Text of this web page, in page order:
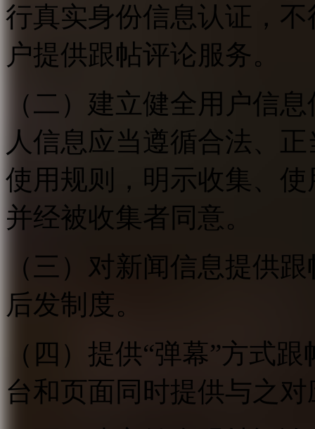
行真实身份信息认证，
户提供跟帖评论服务。
（二）建立健全用户信
人信息应当遵循合法、
使用规则，明示收集、
并经被收集者同意。
（三）对新闻信息提供
后发制度。
（四）提供“弹幕”方式
台和页面同时提供与之